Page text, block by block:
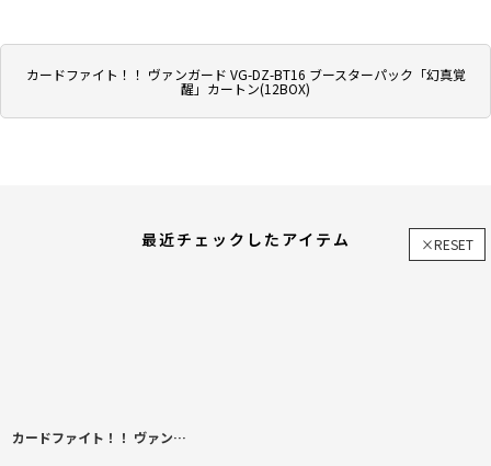
カードファイト！！ ヴァンガード VG-DZ-BT16 ブースターパック「幻真覚
醒」カートン(12BOX)
最近チェックしたアイテム ×RESET
カードファイト！！ ヴァンガード VG-DZ-BT16 ブースターパック「幻真覚醒」カートン(12BOX)